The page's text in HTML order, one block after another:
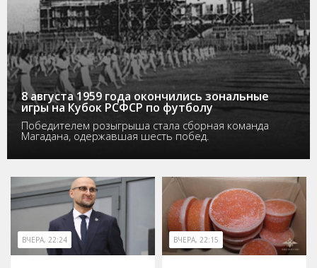
8 августа 1959 года окончились зональные
игры на Кубок РСФСР по футболу
Победителем розыгрыша стала сборная команда
Магадана, одержавшая шесть побед.
ВЧЕРА, 22:24 ВЧЕРА, 22:15